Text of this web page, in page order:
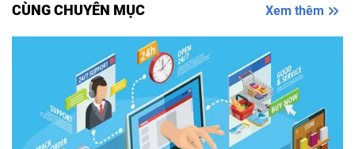
CÙNG CHUYÊN MỤC Xem thêm